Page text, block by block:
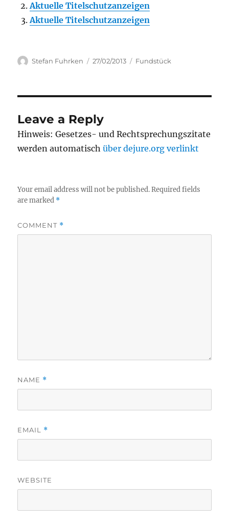
Aktuelle Titelschutzanzeigen
Aktuelle Titelschutzanzeigen
Author
Stefan Fuhrken
Posted
27/02/2013 Categories
Fundstück
Leave a Reply
Hinweis: Gesetzes- und Rechtsprechungszitate
werden automatischüber dejure.org verlinkt
Your email address will not be published. Required fields
are marked *
COMMENT *
NAME *
EMAIL *
WEBSITE